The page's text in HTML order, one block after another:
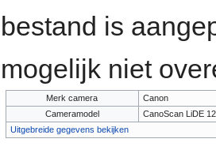
bestand is
mogelijk niet
Merk camera
Canon
Cameramodel
CanoScan LiDE
Uitgebreide gegevens bekijken